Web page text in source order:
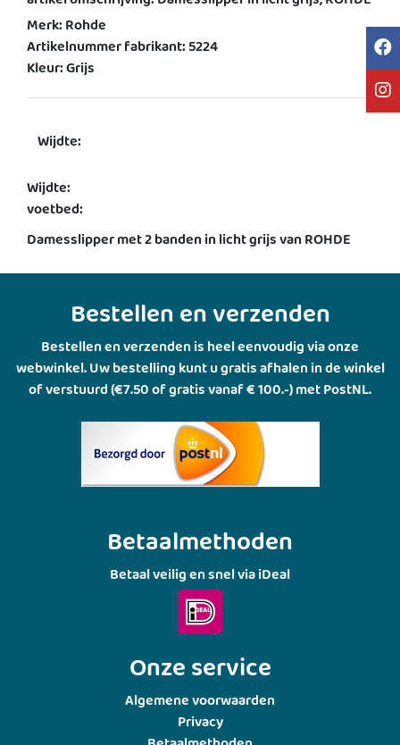
Merk: Rohde
Artikelnummer fabrikant: 5224
Kleur: Grijs
Wijdte:
Wijdte:
voetbed:
Damesslipper met 2 banden in licht grijs van ROHDE
Bestellen en verzenden
Bestellen en verzenden is heel eenvoudig via onze
webwinkel. Uw bestelling kunt u gratis afhalen in de winkel
of verstuurd (€7.50 of gratis vanaf € 100.-) met PostNL.
Betaalmethoden
Betaal veilig en snel via iDeal
Onze service
Algemene voorwaarden
Privacy